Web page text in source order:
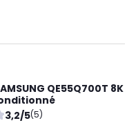
QE55Q700T 8K
3,2/5(5)